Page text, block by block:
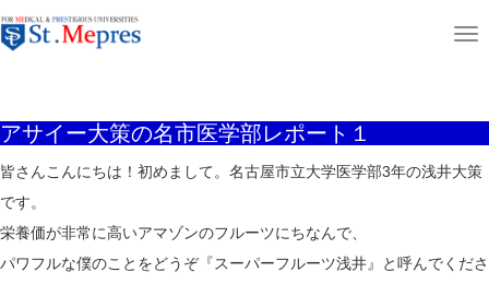
T
a
aaaaaaaaaa
ニュース＆コラム
アサイー大策の名市医学部レポート１
皆さんこんにちは！初めまして。名古屋市立大学医学部3年の浅井大策
です。
栄養価が非常に高いアマゾンのフルーツにちなんで、
パワフルな僕のことをどうぞ『スーパーフルーツ浅井』と呼んでくださ